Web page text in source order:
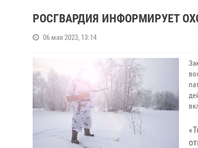
РОСГВАРДИЯ ИНФОРМИРУЕТ
06 мая 2023, 13:14